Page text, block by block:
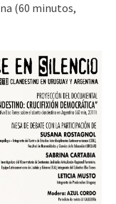
(60 minutos,